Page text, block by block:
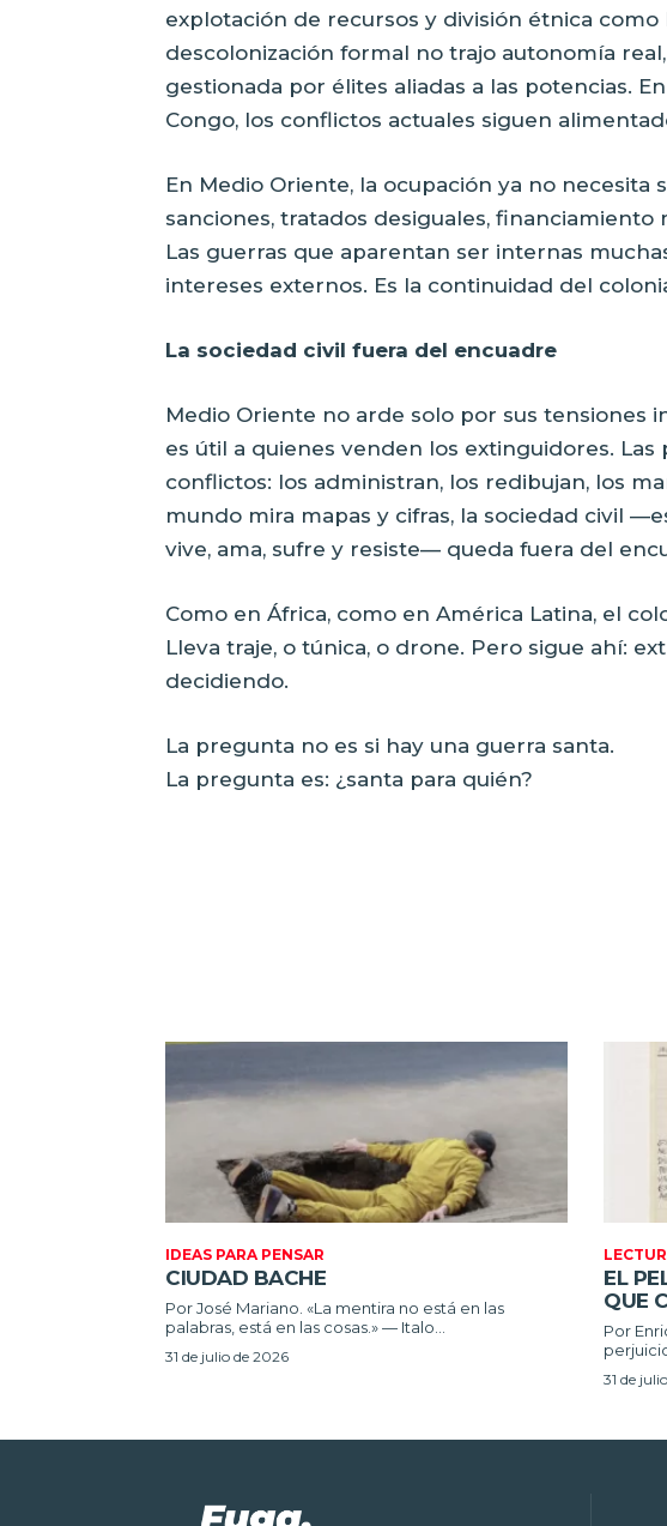
explotación de recursos y división étnica
descolonización formal no trajo autonomía
gestionada por élites aliadas a las potencias.
Congo, los conflictos actuales siguen
En Medio Oriente, la ocupación ya no necesita
sanciones, tratados desiguales,
Las guerras que aparentan ser internas
intereses externos. Es la continuidad del
La sociedad civil fuera del encuadre
Medio Oriente no arde solo por sus tensiones
es útil a quienes venden los extinguidores.
conflictos: los administran, los redibujan, los
mundo mira mapas y cifras, la sociedad civil
vive, ama, sufre y resiste— queda fuera del
Como en África, como en América Latina, el
Lleva traje, o túnica, o drone. Pero sigue ahí:
decidiendo.
La pregunta no es si hay una guerra santa.
La pregunta es: ¿santa para quién?
IDEAS PARA PENSAR
CIUDAD BACHE
Por José Mariano. «La mentira no está en las
palabras, está en las cosas.» — Italo...
31 de julio de 2026
EL
QUE
Por Enrico
31 de